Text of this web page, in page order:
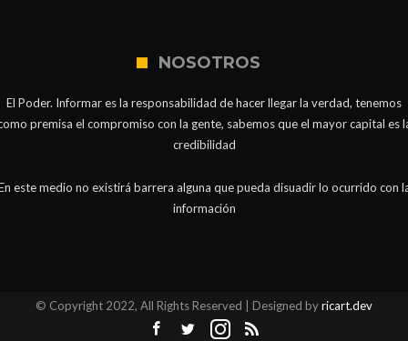
NOSOTROS
El Poder. Informar es la responsabilidad de hacer llegar la verdad, tenemos
premisa el compromiso con la gente, sabemos que el mayor capital es
credibilidad
este medio no existirá barrera alguna que pueda disuadir lo ocurrido con
información
© Copyright 2022, All Rights Reserved | Designed byricart.dev